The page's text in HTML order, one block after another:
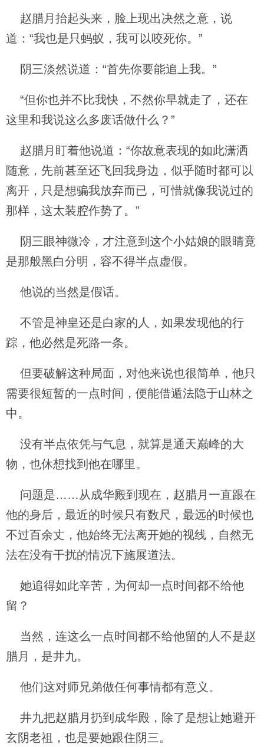
赵腊月抬起头来，脸上现出决然之意，说
道：“我也是只蚂蚁，我可以咬死你。”
阴三淡然说道：“首先你要能追上我。”
“但你也并不比我快，不然你早就走了，还在
这里和我说这么多废话做什么？”
赵腊月盯着他说道：“你故意表现的如此潇洒
随意，先前甚至还飞回我身边，似乎随时都可以
离开，只是想骗我放弃而已，可惜就像我说过的
那样，这太装腔作势了。”
阴三眼神微冷，才注意到这个小姑娘的眼睛竟
是那般黑白分明，容不得半点虚假。
他说的当然是假话。
不管是神皇还是白家的人，如果发现他的行
踪，他必然是死路一条。
但要破解这种局面，对他来说也很简单，他只
需要很短暂的一点时间，便能借遁法隐于山林之
中。
没有半点依凭与气息，就算是通天巅峰的大
物，也休想找到他在哪里。
问题是……从成华殿到现在，赵腊月一直跟在
他的身后，最近的时候只有数尺，最远的时候也
不过百余丈，他始终无法离开她的视线，自然无
法在没有干扰的情况下施展道法。
她追得如此辛苦，为何却一点时间都不给他
留？
当然，连这么一点时间都不给他留的人不是赵
腊月，是井九。
他们这对师兄弟做任何事情都有意义。
井九把赵腊月扔到成华殿，除了是想让她避开
玄阴老祖，也是要她跟住阴三。